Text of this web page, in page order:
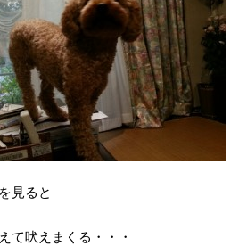
見ると
て吠えまくる・・・